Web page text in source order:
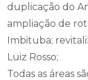
duplicação do
ampliação de
Imbituba;
Luiz Rosso;
Todas as áreas